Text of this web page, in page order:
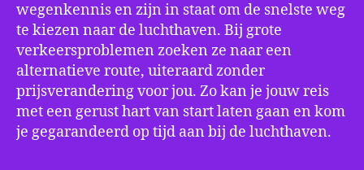
wegenkennis en zijn in staat om de snelste weg
te kiezen naar de luchthaven. Bij grote
verkeersproblemen zoeken ze naar een
alternatieve route, uiteraard zonder
prijsverandering voor jou. Zo kan je jouw reis
met een gerust hart van start laten gaan en kom
je gegarandeerd op tijd aan bij de luchthaven.